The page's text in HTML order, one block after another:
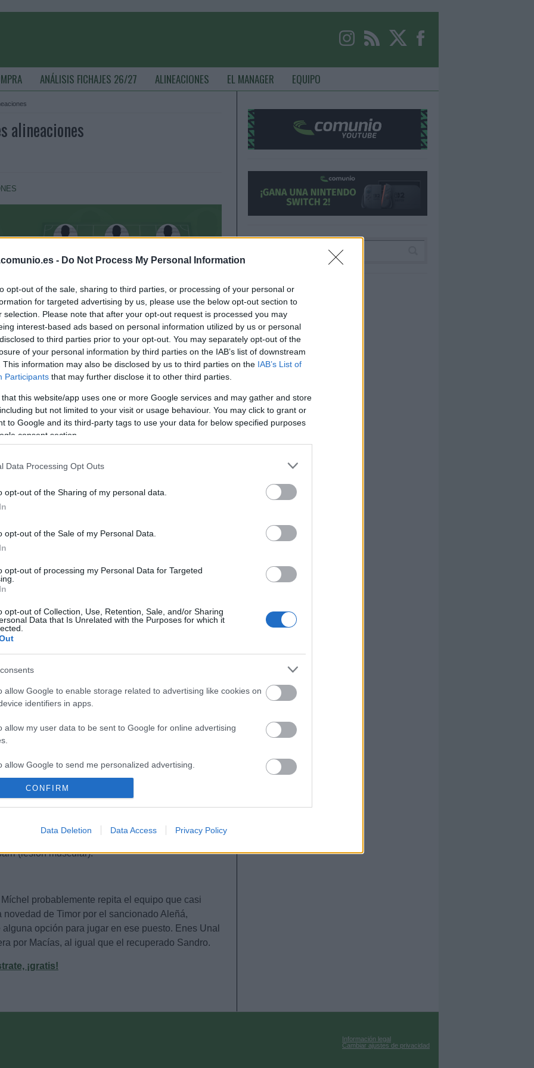
- Do Not Process My Personal Information
opt-out of the sale, sharing to third parties, or processing of your personal or
for targeted advertising by us, please use the below opt-out section to
selection. Please note that after your opt-out request is processed you may
interest-based ads based on personal information utilized by us or personal
to third parties prior to your opt-out. You may separately opt-out of the
of your personal information by third parties on the IAB’s list of downstream
This information may also be disclosed by us to third parties on the IAB’s List of
Participants that may further disclose it to other third parties.
that this website/app uses one or more Google services and may gather and store
but not limited to your visit or usage behaviour. You may click to grant or
to Google and its third-party tags to use your data for below specified purposes
consent section.
Data Processing Opt Outs
opt-out of the Sharing of my personal data.
opt-out of the Sale of my Personal Data.
opt-out of processing my Personal Data for Targeted
opt-out of Collection, Use, Retention, Sale, and/or Sharing
Data that Is Unrelated with the Purposes for which it
allow Google to enable storage related to advertising like cookies on
identifiers in apps.
allow my user data to be sent to Google for online advertising
allow Google to send me personalized advertising.
allow Google to enable storage related to analytics like cookies on
identifiers in apps.
allow Google to enable storage related to functionality of the website
allow Google to enable storage related to security, including
functionality and fraud prevention, and other user protection.
CONFIRM
Data Deletion Data Access Privacy Policy
ANÁLISIS FICHAJES 26/27 ALINEACIONES EL MANAGER EQUIPO
alineaciones
septiembre a las 21:00 horas. ¿Quién jugará en
los de Míchel? A continuación, las
Pezzella, Edgar, Miranda (Álex Moreno) –
Fekir, Rodri – Willian José.
(lesión muscular), Sabaly (lesión muscular).
: Pellegrini seguirá con sus rotaciones y alineará un
5 contra el Espanyol. El chileno recupera a
sea titular.
baja 3-4 semanas
6 arranca esta tarde con el encuentro Getafe-
las 19:30 horas. Repasamos las noticias de última
que puedas confeccionar de la mejor forma tu
en Comunio.
Djené, Mitrovic, Cuenca, Olivera – Florentino
(Enes Unal, Sandro).
(lesión muscular).
Míchel probablemente repita el equipo que casi
novedad de Timor por el sancionado Aleñá,
opción para jugar en ese puesto. Enes Unal
por Macías, al igual que el recuperado Sandro.
¡gratis!
Información legal
Cambiar ajustes de privacidad